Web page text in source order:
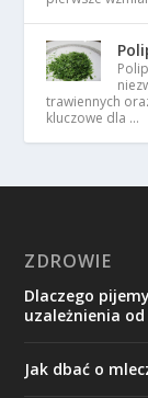
trawiennych
kluczowe dla …
ZDROWIE
Dlaczego
uzależnienia
Jak dbać o